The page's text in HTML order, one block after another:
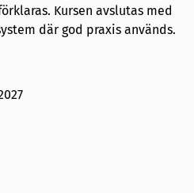
Kursen avslutas med
där god praxis används.